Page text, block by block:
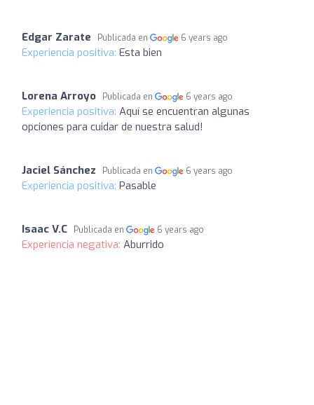
Edgar Zarate Publicada en 6 years ago
Experiencia positiva: Esta bien
Lorena Arroyo Publicada en 6 years ago
Experiencia positiva: Aquí se encuentran algunas
opciones para cuidar de nuestra salud!
Jaciel Sánchez Publicada en 6 years ago
Experiencia positiva: Pasable
Isaac V.C Publicada en 6 years ago
Experiencia negativa: Aburrido